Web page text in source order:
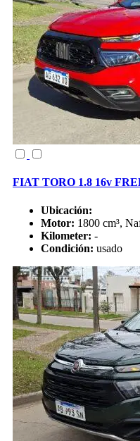
FIAT TORO 1.8 16v
Ubicación:
Motor: 1800 cm³,
Kilometer: -
Condición: usado